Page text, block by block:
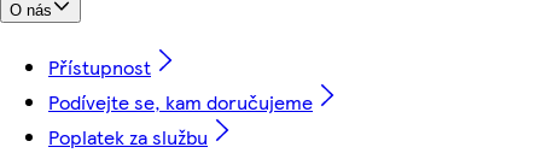
O nás
Přístupnost
Podívejte se, kam doručujeme
Poplatek za službu